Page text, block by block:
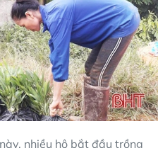
nhiều hộ bắt đầu trồng